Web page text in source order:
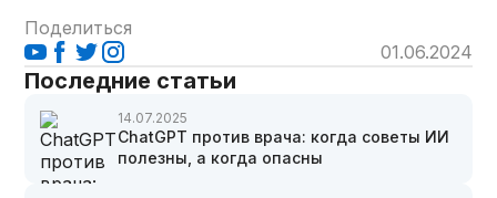
Поделиться
01.06.2024
Последние статьи
14.07.2025
ChatGPT против врача: когда советы ИИ
полезны, а когда опасны